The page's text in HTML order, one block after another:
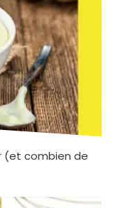
(et combien de